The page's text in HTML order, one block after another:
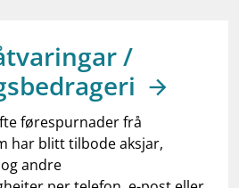
investorer
/
førespurnader frå
har blitt tilbode aksjar,
andre